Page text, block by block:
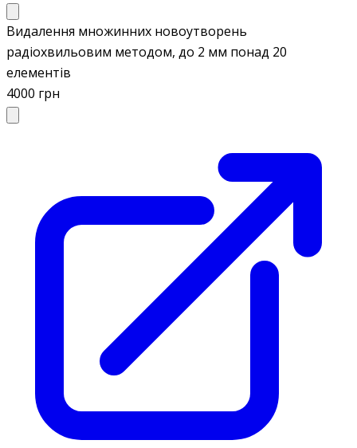
Видалення множинних новоутворень
радіохвильовим методом, до 2 мм понад 20
елементів
4000 грн